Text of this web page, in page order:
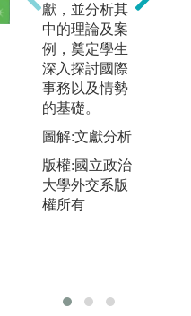
版權:經濟學人
網頁
獻，並分析其
中的理論及案
例，奠定學生
深入探討國際
事務以及情勢
的基礎。
圖解:文獻分析
版權:國立政治
大學外交系版
權所有